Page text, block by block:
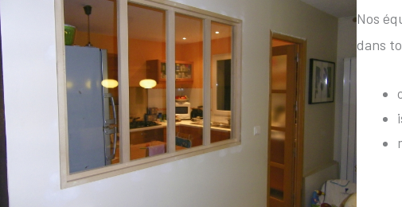
Nos
dans